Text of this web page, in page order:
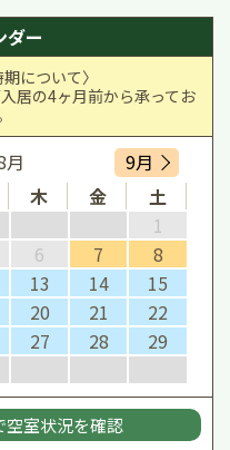
ダー
について〉
居の4ヶ月前から承ってお
月
9月
木 金
土
1
6 7
8
13 14
15
20 21
22
27 28
29
空室状況を確認